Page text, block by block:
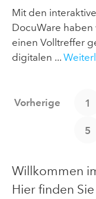
Mit den
DocuWare
einen Volltreffer
digitalen ...
Vorherige 1
5
Willkommen
Hier finden